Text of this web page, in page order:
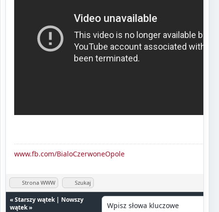
www.fb.com/BialoCzerwoneOpole
Strona WWW Szukaj
«Starszy wątek| Nowszy
wątek»